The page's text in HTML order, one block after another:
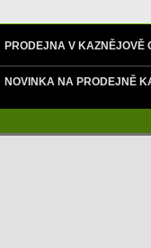
PRODEJNA V KAZNĚJOVĚ
NOVINKA NA PRODEJNĚ